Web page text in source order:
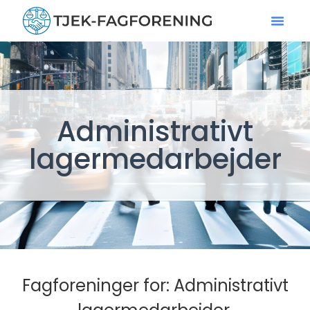
Administrativt
lagermedarbejder
Fagforeninger for: Administrativt